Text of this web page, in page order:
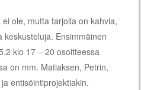
ole, mutta tarjolla on kahvia,
Ensimmäinen
klo 17 – 20 osoitteessa
on mm. Matiaksen, Petrin,
entisöintiprojektiakin.